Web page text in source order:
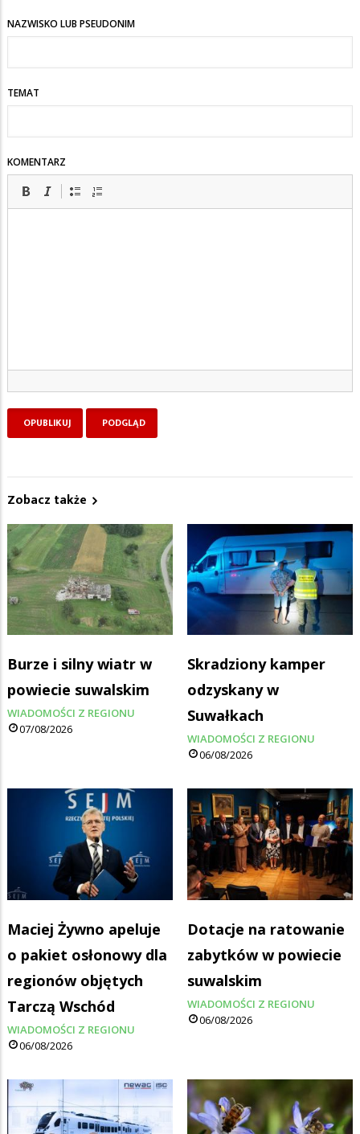
NAZWISKO LUB PSEUDONIM
TEMAT
KOMENTARZ
Zobacz także
Burze i silny wiatr w
powiecie suwalskim
WIADOMOŚCI Z REGIONU
07/08/2026
Skradziony kamper
odzyskany w
Suwałkach
WIADOMOŚCI Z REGIONU
06/08/2026
Maciej Żywno apeluje
o pakiet osłonowy dla
regionów objętych
Tarczą Wschód
WIADOMOŚCI Z REGIONU
06/08/2026
Dotacje na ratowanie
zabytków w powiecie
suwalskim
WIADOMOŚCI Z REGIONU
06/08/2026